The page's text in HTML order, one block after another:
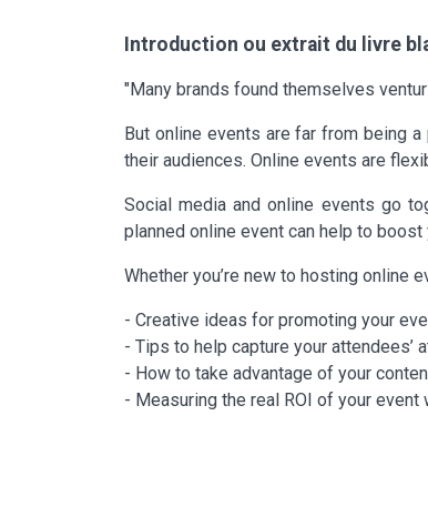
Introduction ou extrait du livre
"Many brands found themselves
But online events are far from being
their audiences. Online events are
Social media and online events go
planned online event can help to
Whether you’re new to hosting online
- Creative ideas for promoting your
- Tips to help capture your attendees’
- How to take advantage of your
- Measuring the real ROI of your